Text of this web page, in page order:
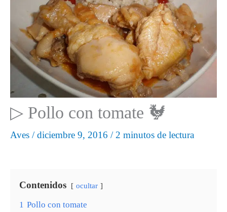
▷ Pollo con tomate 🐓
Aves /diciembre 9, 2016 / 2 minutos de lectura
Contenidos ocultar
1 Pollo con tomate